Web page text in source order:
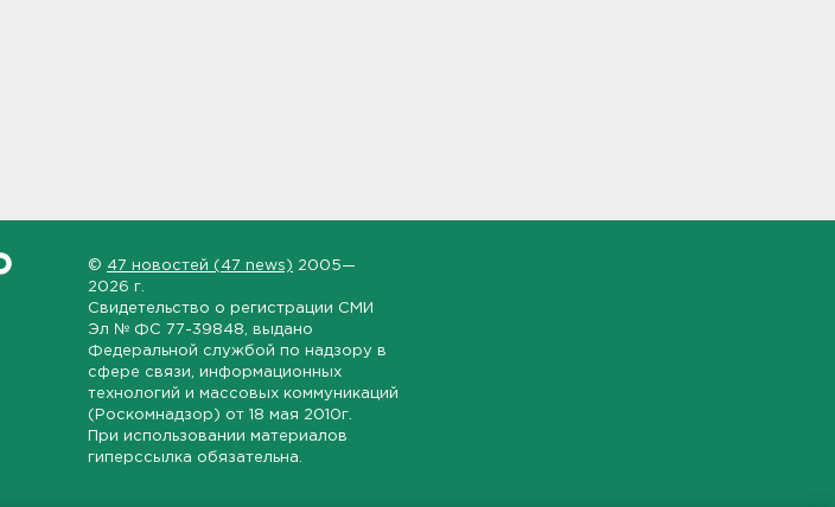
© 47 новостей (47 news) 2005—
2026 г.
Свидетельство о регистрации СМИ
Эл № ФС 77-39848 , выдано
Федеральной службой по надзору в
сфере связи, информационных
технологий и массовых коммуникаций
(Роскомнадзор) от 18 мая 2010г.
При использовании материалов
гиперссылка обязательна.